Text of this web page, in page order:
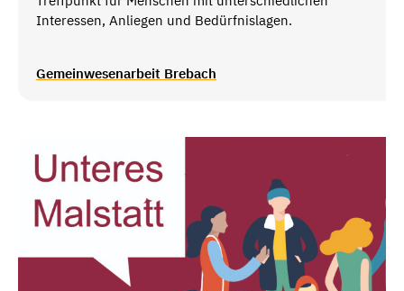
Interessen, Anliegen und Bedürfnislagen.
Gemeinwesenarbeit Brebach